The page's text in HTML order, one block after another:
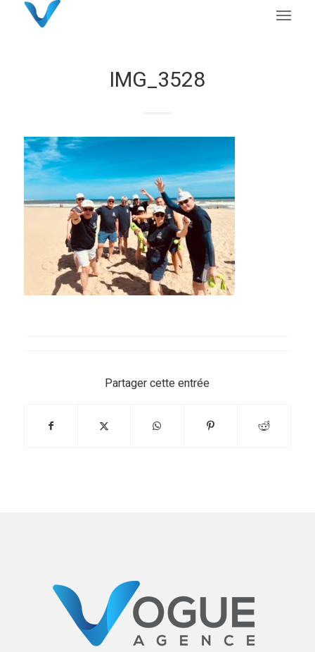
IMG_3528
Partager cette entrée